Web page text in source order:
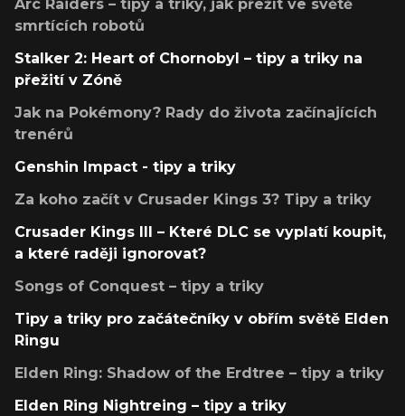
Arc Raiders – tipy a triky, jak přežít ve světě
smrtících robotů
Stalker 2: Heart of Chornobyl – tipy a triky na
přežití v Zóně
Jak na Pokémony? Rady do života začínajících
trenérů
Genshin Impact - tipy a triky
Za koho začít v Crusader Kings 3? Tipy a triky
Crusader Kings III – Které DLC se vyplatí koupit,
a které raději ignorovat?
Songs of Conquest – tipy a triky
Tipy a triky pro začátečníky v obřím světě Elden
Ringu
Elden Ring: Shadow of the Erdtree – tipy a triky
Elden Ring Nightreing – tipy a triky